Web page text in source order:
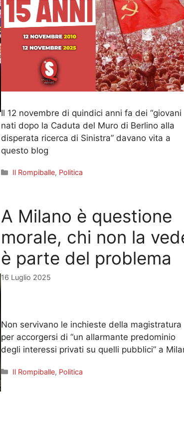
Il 12 novembre di quindici anni fa dei “giovani
nati dopo la Caduta del Muro di Berlino alla
disperata ricerca di Sinistra” davano vita a
questo blog
Categorie
Il Rompiballe, Politica
A Milano è questione
morale, chi non la
è parte del problema
16 Luglio 2025
Non servivano le inchieste della magistratura
per accorgersi di “un allarmante predominio
degli interessi privati su quelli pubblici” a
Categorie
Il Rompiballe, Politica